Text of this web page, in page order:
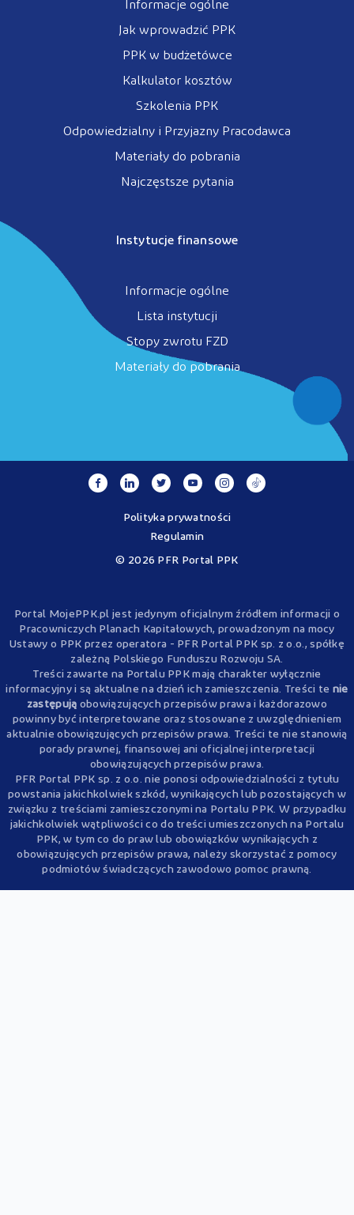
Informacje ogólne
Jak wprowadzić PPK
PPK w budżetówce
Kalkulator kosztów
Szkolenia PPK
Odpowiedzialny i Przyjazny Pracodawca
Materiały do pobrania
Najczęstsze pytania
Instytucje finansowe
Informacje ogólne
Lista instytucji
Stopy zwrotu FZD
Materiały do pobrania
© 2026 PFR Portal PPK
Polityka prywatności
Regulamin
Portal MojePPK.pl jest jedynym oficjalnym źródłem informacji o
Pracowniczych Planach Kapitałowych, prowadzonym na mocy
Ustawy o PPK przez operatora - PFR Portal PPK sp. z o.o., spółkę
zależną Polskiego Funduszu Rozwoju SA.
Treści zawarte na Portalu PPK mają charakter wyłącznie
informacyjny i są aktualne na dzień ich zamieszczenia. Treści te nie
zastępują obowiązujących przepisów prawa i każdorazowo
powinny być interpretowane oraz stosowane z uwzględnieniem
aktualnie obowiązujących przepisów prawa. Treści te nie stanowią
porady prawnej, finansowej ani oficjalnej interpretacji
obowiązujących przepisów prawa.
PFR Portal PPK sp. z o.o. nie ponosi odpowiedzialności z tytułu
powstania jakichkolwiek szkód, wynikających lub pozostających w
związku z treściami zamieszczonymi na Portalu PPK. W przypadku
jakichkolwiek wątpliwości co do treści umieszczonych na Portalu
PPK, w tym co do praw lub obowiązków wynikających z
obowiązujących przepisów prawa, należy skorzystać z pomocy
podmiotów świadczących zawodowo pomoc prawną.